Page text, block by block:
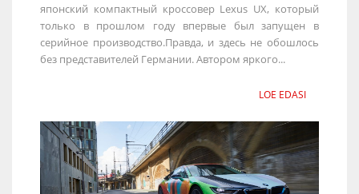
японский компактный кроссовер Lexus UX, который
только в прошлом году впервые был запущен в
серийное производство.Правда, и здесь не обошлось
без представителей Германии. Автором яркого...
LOE EDASI